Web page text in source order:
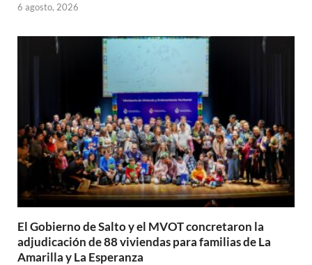
6 agosto, 2026
El Gobierno de Salto y el MVOT concretaron la
adjudicación de 88 viviendas para familias de La
Amarilla y La Esperanza